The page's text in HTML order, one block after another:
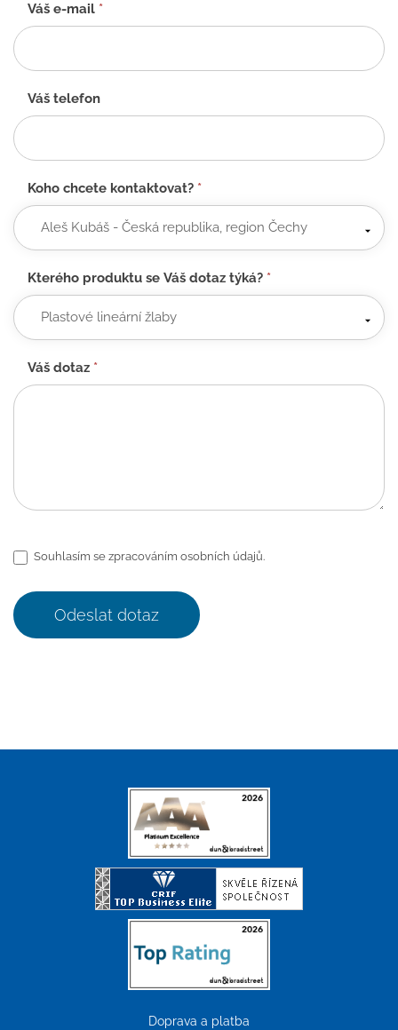
Váš e-mail *
Váš telefon
Koho chcete kontaktovat? *
Kterého produktu se Váš dotaz týká? *
Váš dotaz *
Souhlasím se zpracováním osobních údajů.
Odeslat dotaz
Doprava a platba